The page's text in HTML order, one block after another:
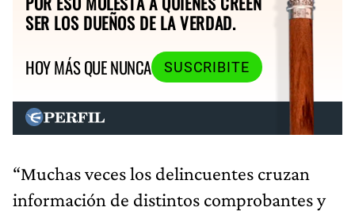
SER LOS DUEÑOS DE LA VERDAD.
HOY MÁS QUE NUNCA
SUSCRIBITE
“Muchas veces los delincuentes cruzan
información de distintos comprobantes y